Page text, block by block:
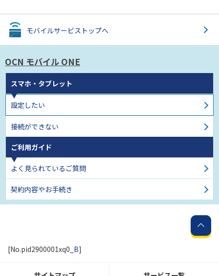
モバイルサービス トップへ
OCN モバイル ONE
スマホ・タブレット
設定したい
接続ができない
ご利用ガイド
よく見られているご質問
契約内容やお手続き
[No.pid2900001xq0_ B]